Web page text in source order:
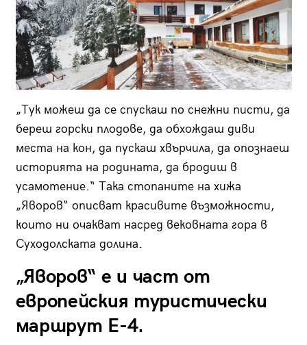
„Тук можеш да се спускаш по снежни писти, да
береш горски плодове, да обхождаш диви
места на кон, да пускаш хвърчила, да опознаеш
историята на родината, да бродиш в
усамотение.“ Така стопаните на хижа
„Яворов“ описват красивите възможности,
които ни очакват насред вековната гора в
Суходолската долина.
„Яворов“ е и част от
европейския туристически
маршрут Е-4.